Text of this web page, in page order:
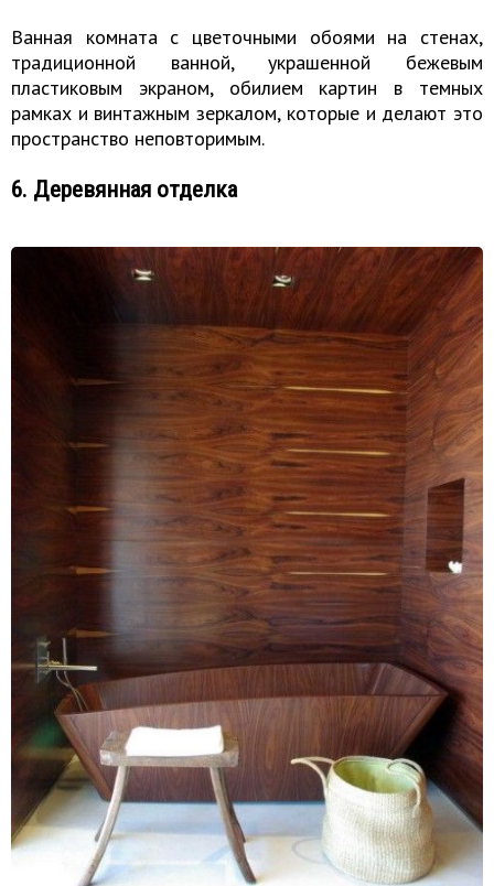
Ванная комната с цветочными обоями на стенах,
традиционной ванной, украшенной бежевым
пластиковым экраном, обилием картин в темных
рамках и винтажным зеркалом, которые и делают это
пространство неповторимым.
6. Деревянная отделка